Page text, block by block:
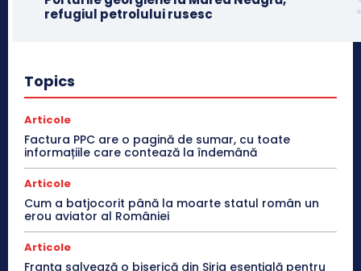
refugiul petrolului rusesc
Topics
Articole
Factura PPC are o pagină de sumar, cu toate
informațiile care contează la îndemână
Articole
Cum a batjocorit până la moarte statul român un
erou aviator al României
Articole
Franţa salvează o biserică din Siria esenţială pentru